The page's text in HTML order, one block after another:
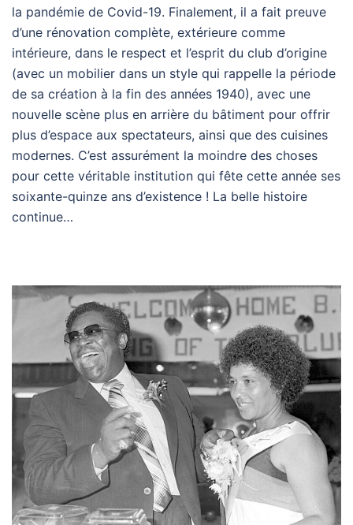
la pandémie de Covid-19. Finalement, il a fait preuve
d’une rénovation complète, extérieure comme
intérieure, dans le respect et l’esprit du club d’origine
(avec un mobilier dans un style qui rappelle la période
de sa création à la fin des années 1940), avec une
nouvelle scène plus en arrière du bâtiment pour offrir
plus d’espace aux spectateurs, ainsi que des cuisines
modernes. C’est assurément la moindre des choses
pour cette véritable institution qui fête cette année ses
soixante-quinze ans d’existence ! La belle histoire
continue…